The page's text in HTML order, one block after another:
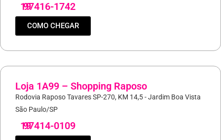
19
97416-1742
COMO CHEGAR
Loja 1A99 – Shopping Raposo
Rodovia Raposo Tavares SP-270, KM 14,5 - Jardim Boa Vista
São Paulo/SP
19
97414-0109